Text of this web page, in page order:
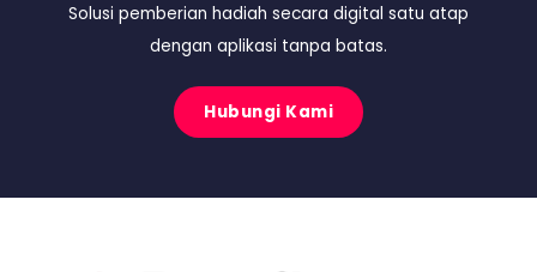
Solusi pemberian hadiah secara digital satu atap
dengan aplikasi tanpa batas.
Hubungi Kami